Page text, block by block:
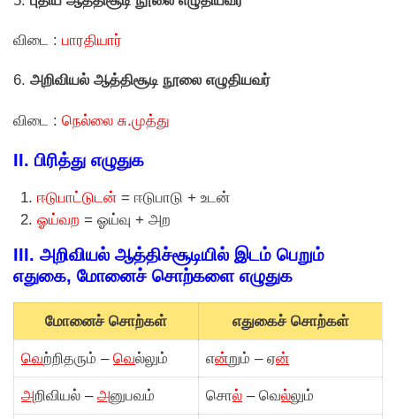
விடை : பாரதியார்
6. அறிவியல் ஆத்திசூடி நூலை எழுதியவர்
விடை : நெல்லை சு.முத்து
II. பிரித்து எழுதுக
ஈடுபாட்டுடன் = ஈடுபாடு + உடன்
ஓய்வற = ஓய்வு + அற
III. அறிவியல் ஆத்திச்சூடியில் இடம் பெறும்
எதுகை, மோனைச் சொற்களை எழுதுக
மோனைச் சொற்கள் எதுகைச் சொற்கள்
வெற்றிதரும் – வெல்லும் என்றும் – ஏன்
அறிவியல் – அனுபவம் சொல் – வெல்லும்